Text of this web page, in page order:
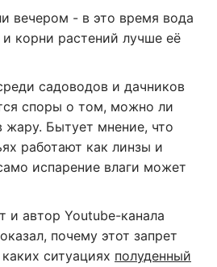
вечером - в это время вода
корни растений лучше её
садоводов и дачников
споры о том, можно ли
жару. Бытует мнение, что
работают как линзы и
испарение влаги может
и автор Youtube-канала
почему этот запрет
ситуациях полуденный